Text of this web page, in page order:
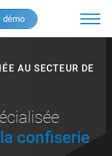
démo
AU SECTEUR DE
confiserie